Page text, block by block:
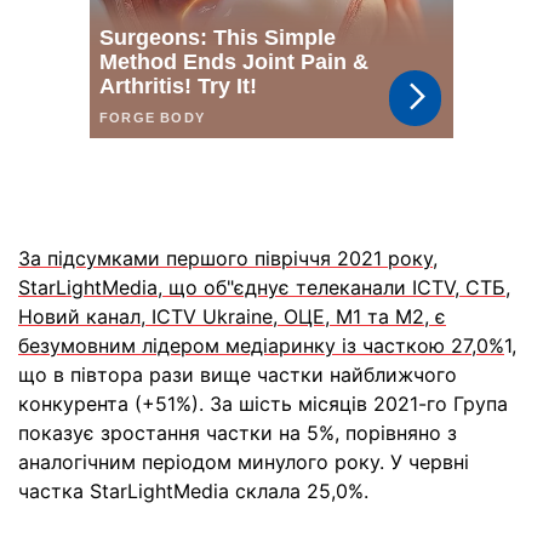
За підсумками першого півріччя 2021 року,
StarLightMedia, що об"єднує телеканали ICTV, СТБ,
Новий канал, ICTV Ukraine, ОЦЕ, М1 та М2, є
безумовним лідером медіаринку із часткою 27,0%1,
що в півтора рази вище частки найближчого
конкурента (+51%). За шість місяців 2021-го Група
показує зростання частки на 5%, порівняно з
аналогічним періодом минулого року. У червні
частка StarLightMedia склала 25,0%.